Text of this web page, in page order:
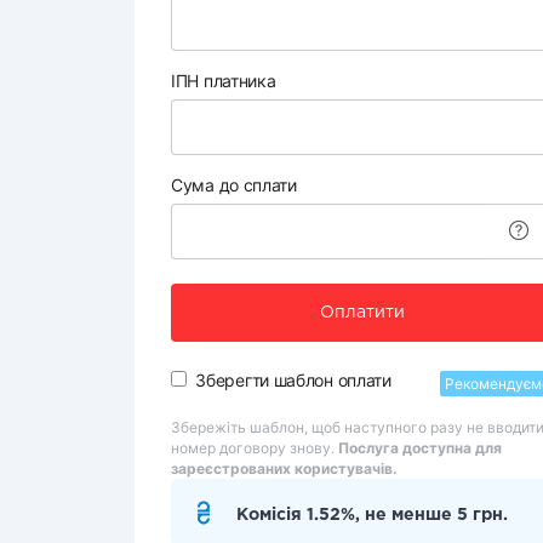
ІПН платника
Сума до сплати
Оплатити
Зберегти шаблон оплати
Збережіть шаблон, щоб наступного разу не вводити
номер договору знову. Послуга доступна для
зареєстрованих користувачів.
Комісія 1.52%, не менше 5 грн.